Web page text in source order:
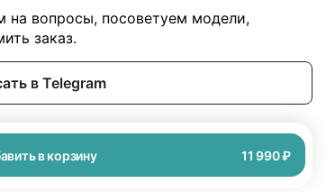
на вопросы, посоветуем модели,
заказ.
в Telegram
в корзину 11 990 ₽